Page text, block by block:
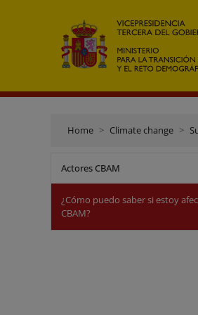
Home Climate change
Actores CBAM
¿Cómo puedo saber si estoy
CBAM?